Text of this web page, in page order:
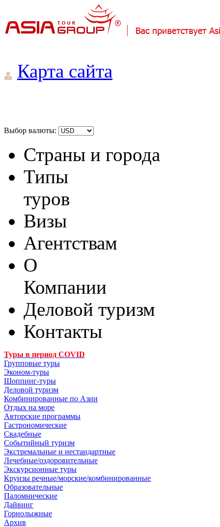
Карта сайта
Выбор валюты:
Страны и города
Типы
туров
Визы
Агентствам
О
Компании
Деловой туризм
Контакты
Туры в период COVID
Групповые туры
Эконом-туры
Шоппинг-туры
Деловой туризм
Комбинированные по Азии
Отдых на море
Авторские программы
Гастрономические
Свадебные
Событийный туризм
Экстремальные и нестандартные
Лечебные/оздоровительные
Экскурсионные туры
Круизы речные/морские/комбинированные
Образовательные
Паломнические
Дайвинг
Горнолыжные
Архив